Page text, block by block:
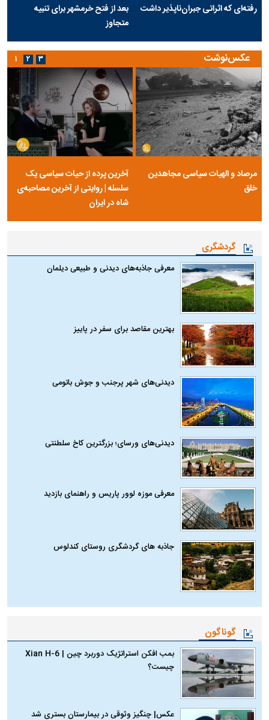
رفته‌ای که اثراتی جبران‌ناپذیر داشت
بعد از فتح خرمشهر برای تنبیه
متجاوز
عکس‌نوشت
مرصاد و الهیات سیاسی مجاهدین
خلق
آخرین پرده از حیات سیاسی یک
سلسله | روایتی از آخرین مصاحبه‌ی
شاه در ایران
۱ ۲ ۳
گردشگری
معرفی جاذبه‌های دیدنی و طبیعی دیلمان
بهترین مقاصد برای سفر در پاییز
دیدنی‌های شهر پرجنب و جوش باتومی
دیدنی‌های ورسای؛ بزرگترین کاخ سلطنتی
معرفی موزه لوور پاریس و راهنمای بازدید
جاذبه های گردشگری روستای کندلوس
گوناگون
بمب افکن استراتژیک دوربرد چین | Xian H-6
چیست؟
عکس| چنگیز وثوقی در بیمارستان بستری شد